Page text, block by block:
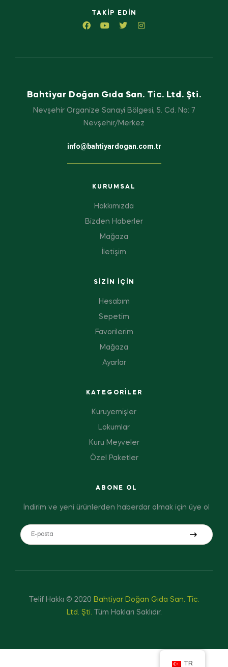
TAKIP EDIN
Bahtiyar Doğan Gıda San. Tic. Ltd. Şti.
Nevşehir Organize Sanayi Bölgesi, 5. Cd. No: 7
Nevşehir/Merkez
info@bahtiyardogan.com.tr
KURUMSAL
Hakkımızda
Bizden Haberler
Mağaza
İletişim
SIZIN IÇIN
Hesabım
Sepetim
Favorilerim
Mağaza
Ayarlar
KATEGORILER
Kuruyemişler
Lokumlar
Kuru Meyveler
Özel Paketler
ABONE OL
İndirim ve yeni ürünlerden haberdar olmak için üye ol
Telif Hakkı © 2020 Bahtiyar Doğan Gıda San. Tic.
Ltd. Şti. Tüm Hakları Saklıdır.
TR